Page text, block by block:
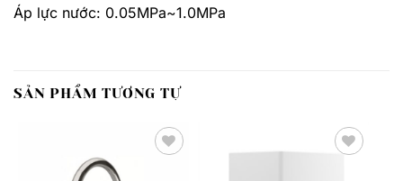
Áp lực nước: 0.05MPa~1.0MPa
SẢN PHẨM TƯƠNG TỰ